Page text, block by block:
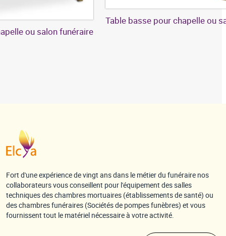
ou salon funéraire
Table basse pour chapelle ou
Fort d'une expérience de vingt ans dans le métier du funéraire nos
collaborateurs vous conseillent pour l'équipement des salles
techniques des chambres mortuaires (établissements de santé) ou
des chambres funéraires (Sociétés de pompes funèbres) et vous
fournissent tout le matériel nécessaire à votre activité.